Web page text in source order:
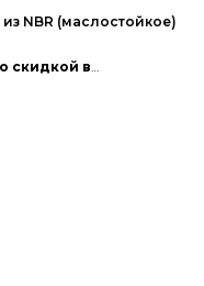
NBR (маслостойкое)
скидкой в